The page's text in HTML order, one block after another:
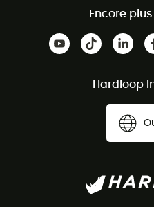
Encore
Hardloop